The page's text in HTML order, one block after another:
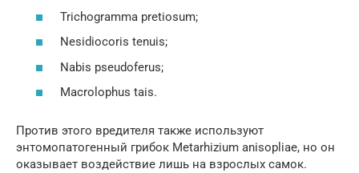
Trichogramma pretiosum;
Nesidiocoris tenuis;
Nabis pseudoferus;
Macrolophus tais.
Против этого вредителя также используют
энтомопатогенный грибок Metarhizium anisopliae, но он
оказывает воздействие лишь на взрослых самок.